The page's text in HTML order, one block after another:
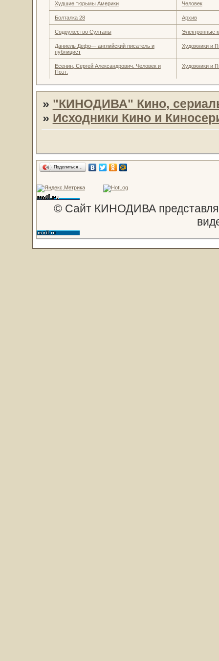
Худшие тюрьмы Америки Человек
Болталка 28 Архив
Содружество Султаны Электронные
Даниель Дефо— английский писатель и
публицист
Художники и
Есенин, Сергей Александрович. Человек и
Поэт.
Художники и
» "КИНОДИВА" Кино,
» Исходники Кино и
Поделиться…
© Сайт КИНОДИВА